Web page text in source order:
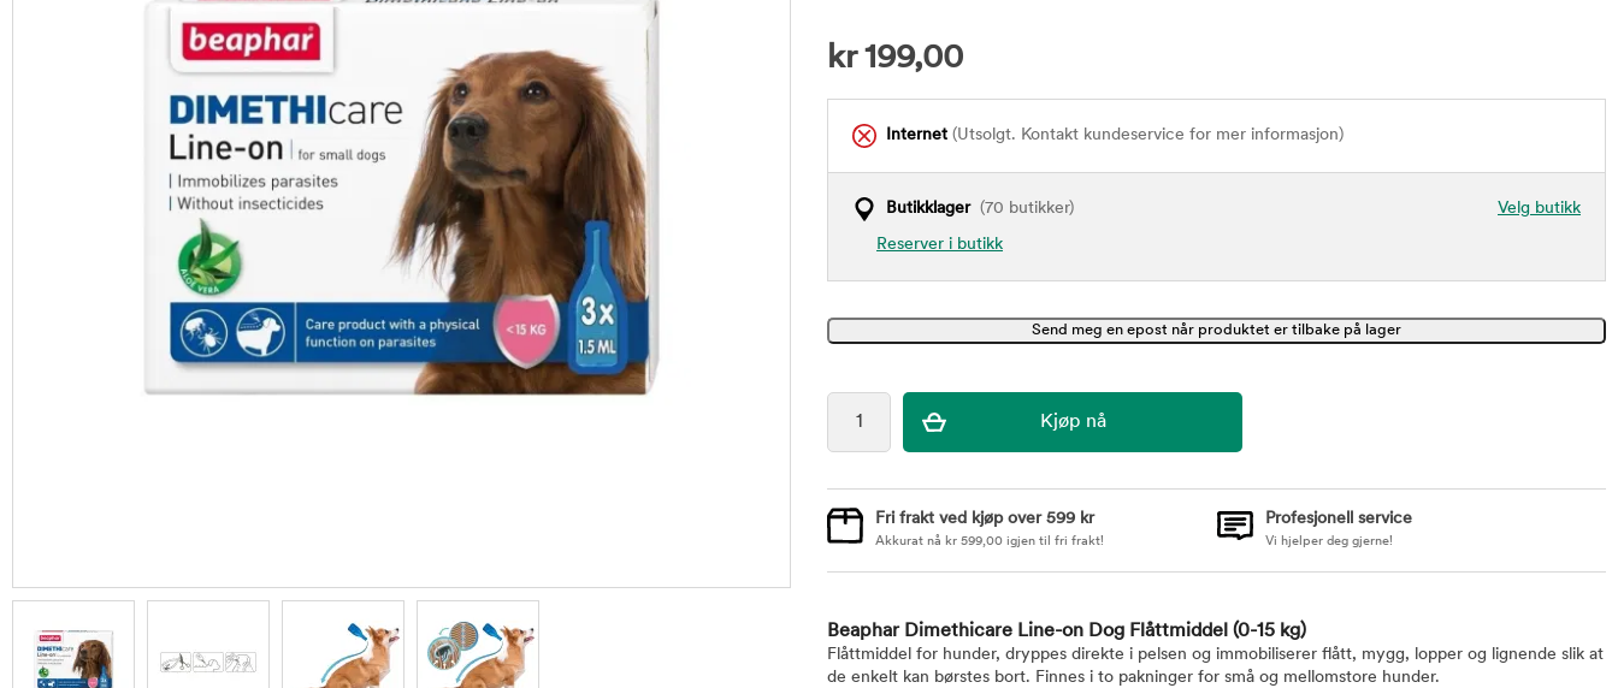
kr199,00
Internet (Utsolgt. Kontakt kundeservice for mer informasjon)
Velg butikk
Butikklager(70 butikker)
Reserver i butikk
Fri frakt ved kjøp over 599 kr
Akkurat nå kr 599,00 igjen til fri frakt!
Profesjonell service
Vi hjelper deg gjerne!
Beaphar Dimethicare Line-on Dog Flåttmiddel (0-15 kg)
Flåttmiddel for hunder, dryppes direkte i pelsen og immobiliserer flått, mygg, lopper og lignende slik at
de enkelt kan børstes bort. Finnes i to pakninger for små og mellomstore hunder.